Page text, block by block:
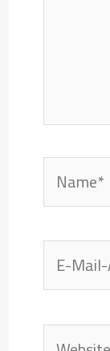
Name*
E-
Mail-
Adresse*
Website